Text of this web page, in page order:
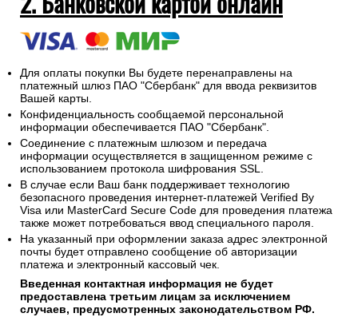
Для оплаты покупки Вы будете перенаправлены на
платежный шлюз ПАО "Сбербанк" для ввода реквизитов
Вашей карты.
Конфиденциальность сообщаемой персональной
информации обеспечивается ПАО "Сбербанк".
Соединение с платежным шлюзом и передача
информации осуществляется в защищенном режиме с
использованием протокола шифрования SSL.
В случае если Ваш банк поддерживает технологию
безопасного проведения интернет-платежей Verified By
Visa или MasterCard Secure Code для проведения платежа
также может потребоваться ввод специального пароля.
На указанный при оформлении заказа адрес электронной
почты будет отправлено сообщение об авторизации
платежа и электронный кассовый чек.
Введенная контактная информация не будет
предоставлена третьим лицам за исключением
случаев, предусмотренных законодательством РФ.